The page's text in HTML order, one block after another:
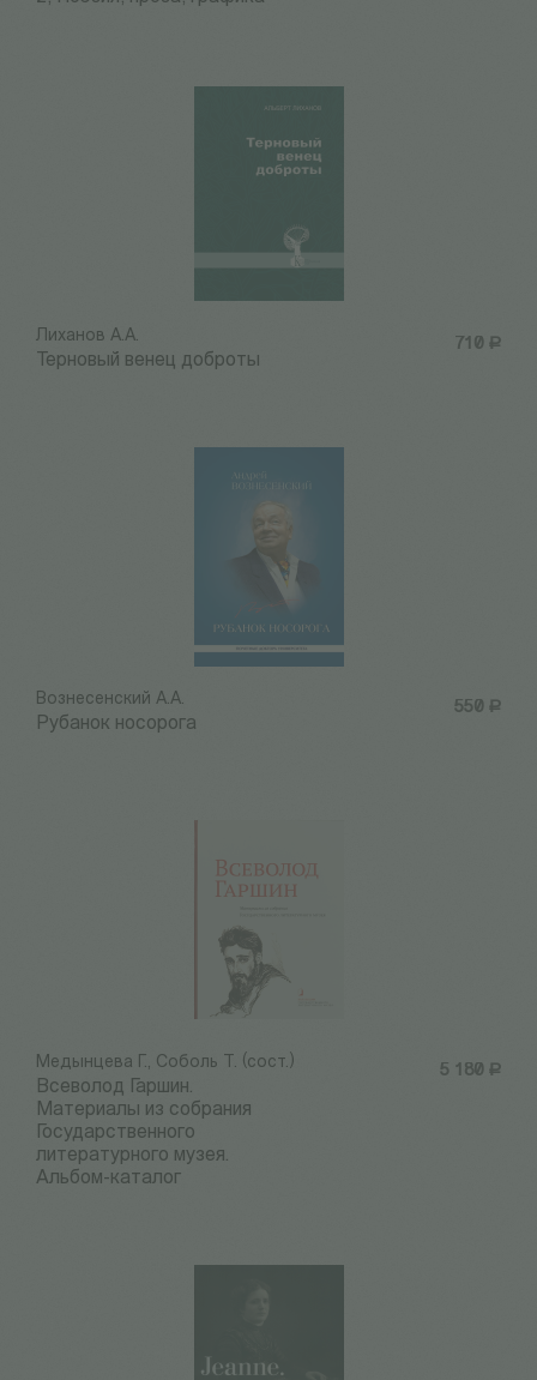
710 Р
Лиханов А.А.
Терновый венец доброты
550 Р
Вознесенский А.А.
Рубанок носорога
5 180 Р
Медынцева Г., Соболь Т. (сост.)
Всеволод Гаршин.
Материалы из собрания
Государственного
литературного музея.
Альбом-каталог